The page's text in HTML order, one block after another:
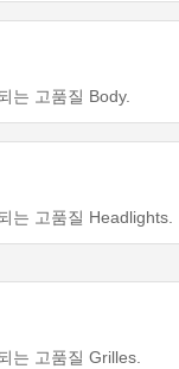
는 고품질 Body.
는 고품질 Headlights.
는 고품질 Grilles.